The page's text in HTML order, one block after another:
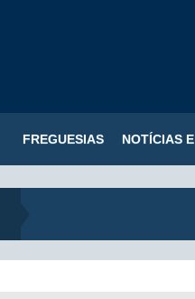
FREGUESIAS NOTÍCIAS